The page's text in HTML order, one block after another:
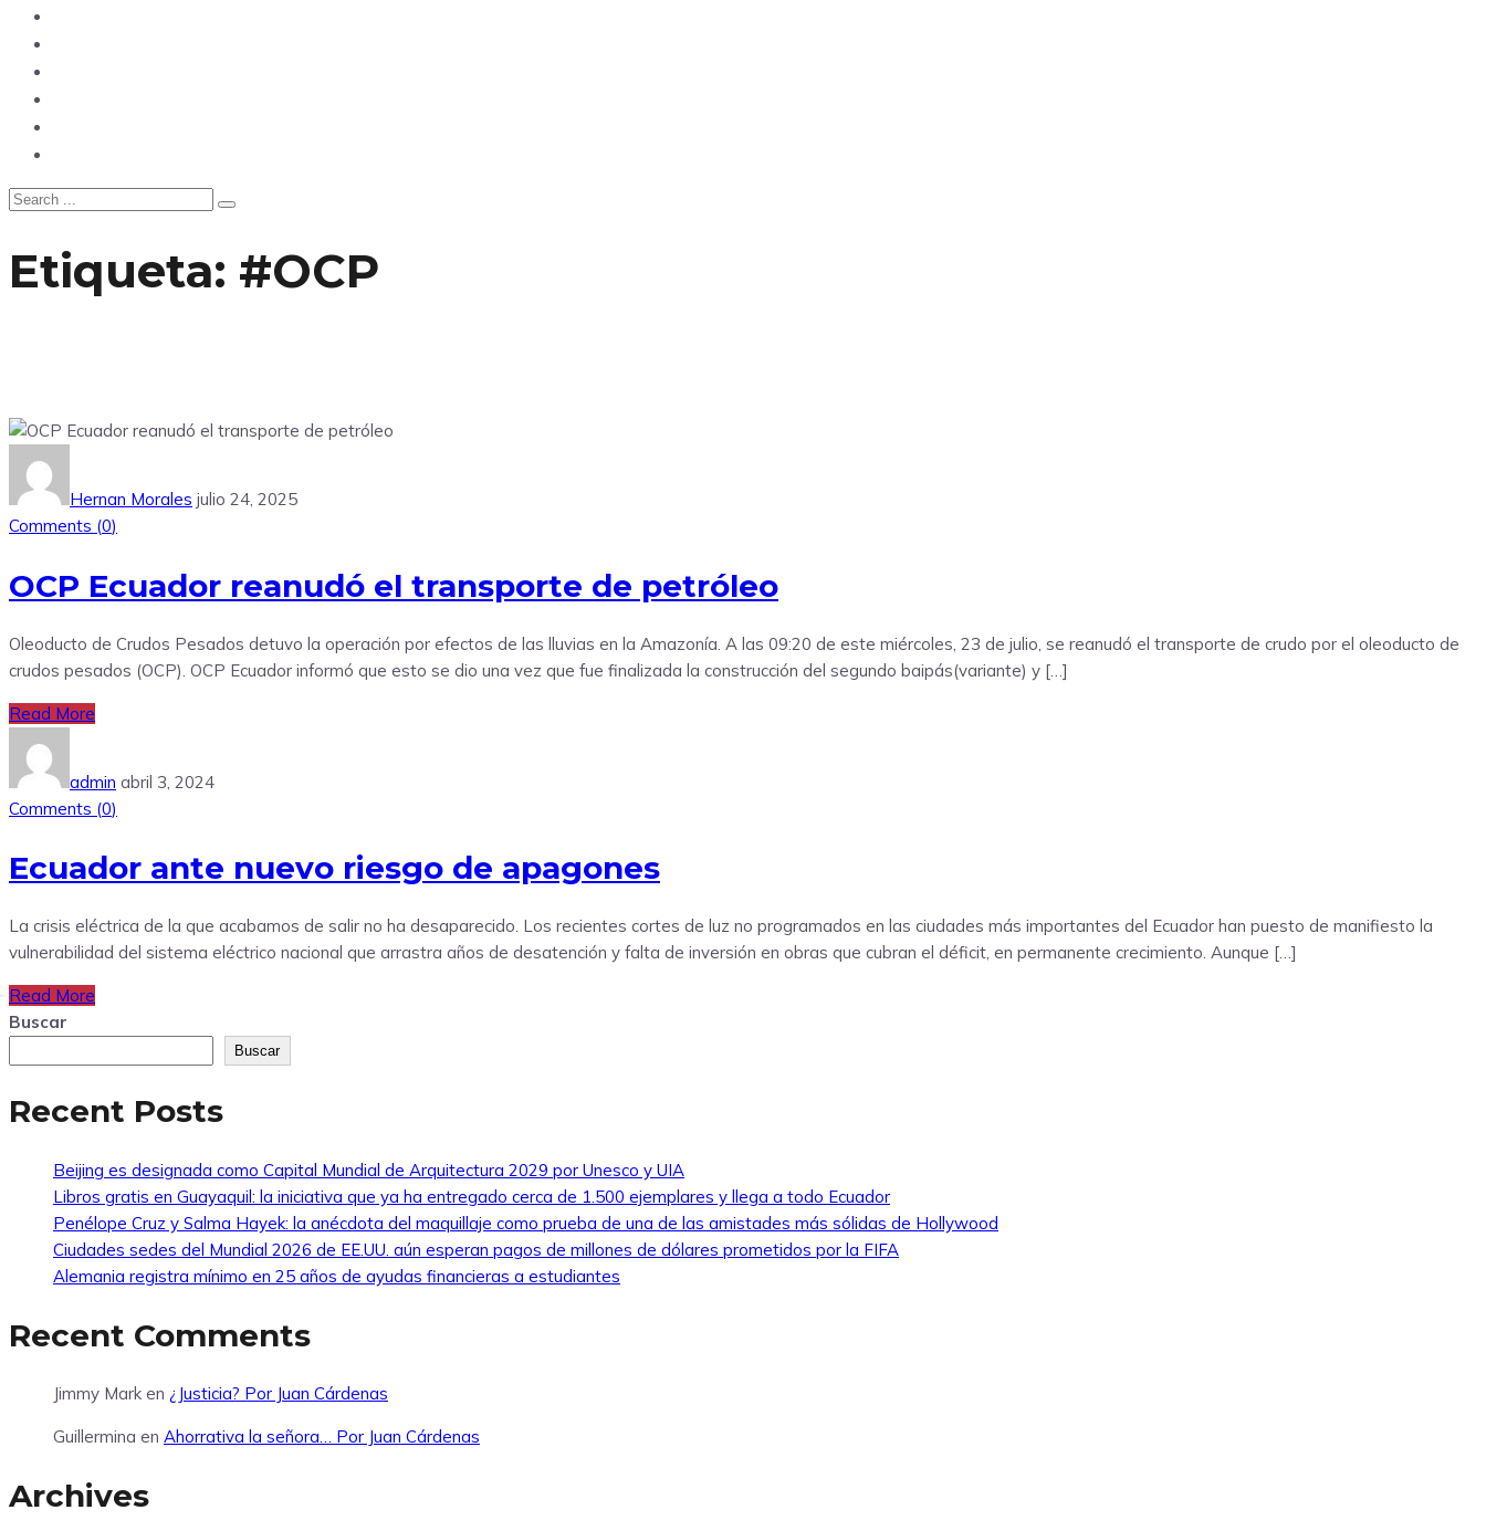
Etiqueta: #OCP
Hernan Morales julio 24, 2025
Comments (0)
OCP Ecuador reanudó el transporte de petróleo
Oleoducto de Crudos Pesados detuvo la operación por efectos de las lluvias en la Amazonía. A las 09:20 de este miércoles, 23 de julio, se reanudó el transporte de crudo por el oleoducto de
crudos pesados (OCP). OCP Ecuador informó que esto se dio una vez que fue finalizada la construcción del segundo baipás(variante) y […]
Read More
admin abril 3, 2024
Comments (0)
Ecuador ante nuevo riesgo de apagones
La crisis eléctrica de la que acabamos de salir no ha desaparecido. Los recientes cortes de luz no programados en las ciudades más importantes del Ecuador han puesto de manifiesto la
vulnerabilidad del sistema eléctrico nacional que arrastra años de desatención y falta de inversión en obras que cubran el déficit, en permanente crecimiento. Aunque […]
Read More
Buscar
Buscar
Recent Posts
Beijing es designada como Capital Mundial de Arquitectura 2029 por Unesco y UIA
Libros gratis en Guayaquil: la iniciativa que ya ha entregado cerca de 1.500 ejemplares y llega a todo Ecuador
Penélope Cruz y Salma Hayek: la anécdota del maquillaje como prueba de una de las amistades más sólidas de Hollywood
Ciudades sedes del Mundial 2026 de EE.UU. aún esperan pagos de millones de dólares prometidos por la FIFA
Alemania registra mínimo en 25 años de ayudas financieras a estudiantes
Recent Comments
Jimmy Mark en ¿Justicia? Por Juan Cárdenas
Guillermina en Ahorrativa la señora… Por Juan Cárdenas
Archives